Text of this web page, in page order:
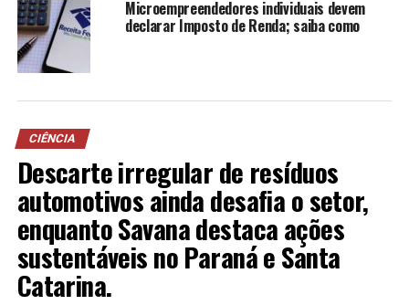
Microempreendedores individuais devem
declarar Imposto de Renda; saiba como
CIÊNCIA
Descarte irregular de resíduos
automotivos ainda desafia o setor,
enquanto Savana destaca ações
sustentáveis no Paraná e Santa
Catarina.